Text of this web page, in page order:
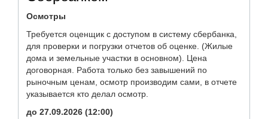
Осмотры
Требуется оценщик с доступом в систему сбербанка,
для проверки и погрузки отчетов об оценке. (Жилые
дома и земельные участки в основном). Цена
договорная. Работа только без завышений по
рыночным ценам, осмотр производим сами, в отчете
указывается кто делал осмотр.
до 27.09.2026 (12:00)